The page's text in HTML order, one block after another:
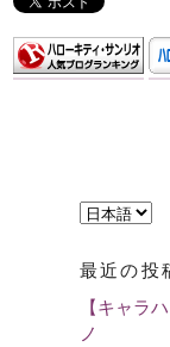
言
を
選
最近の投
【キャラ
ノ